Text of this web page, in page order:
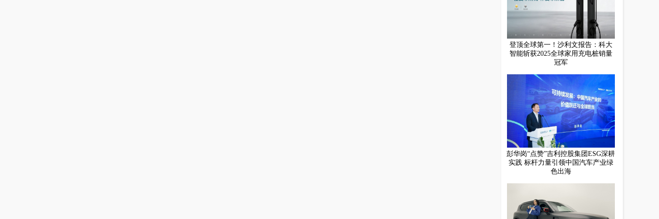
登顶全球第一！沙利文报告：科大
智能斩获2025全球家用充电桩销量
冠军
彭华岗“点赞”吉利控股集团ESG深耕
实践 标杆力量引领中国汽车产业绿
色出海